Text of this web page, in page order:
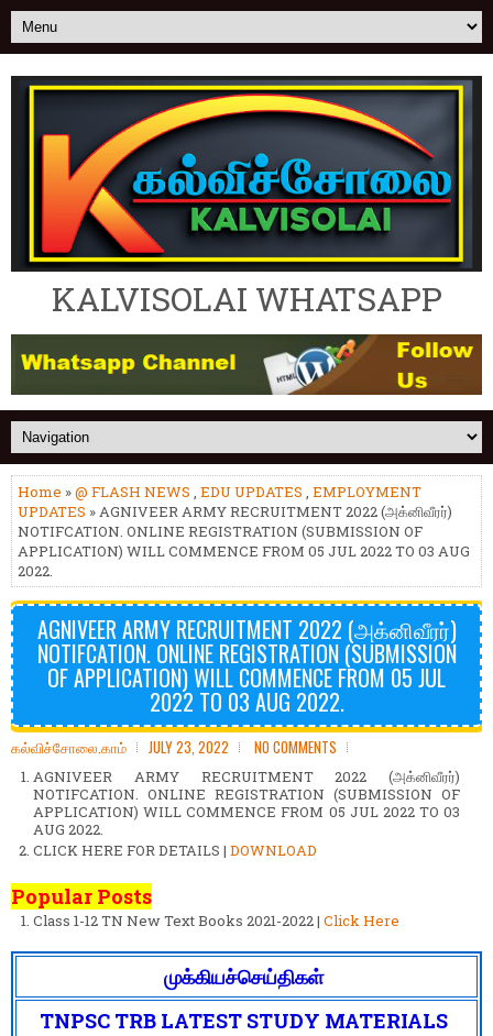
KALVISOLAI WHATSAPP
Home »@ FLASH NEWS , EDU UPDATES , EMPLOYMENT
UPDATES » AGNIVEER ARMY RECRUITMENT 2022 (அக்னிவீரர்)
NOTIFCATION. ONLINE REGISTRATION (SUBMISSION OF
APPLICATION) WILL COMMENCE FROM 05 JUL 2022 TO 03 AUG
2022.
AGNIVEER ARMY RECRUITMENT 2022 (அக்னிவீரர்)
NOTIFCATION. ONLINE REGISTRATION (SUBMISSION
OF APPLICATION) WILL COMMENCE FROM 05 JUL
2022 TO 03 AUG 2022.
கல்விச்சோலை.காம் JULY 23, 2022 NO COMMENTS
AGNIVEER ARMY RECRUITMENT 2022 (அக்னிவீரர்)
NOTIFCATION. ONLINE REGISTRATION (SUBMISSION OF
APPLICATION) WILL COMMENCE FROM 05 JUL 2022 TO 03
AUG 2022.
CLICK HERE FOR DETAILS | DOWNLOAD
Popular Posts
Class 1-12 TN New Text Books 2021-2022 | Click Here
முக்கியச்செய்திகள்
TNPSC TRB LATEST STUDY MATERIALS